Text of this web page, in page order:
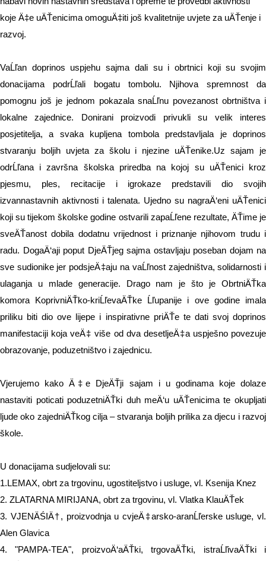
koje Ä‡e uÄŤenicima omoguÄ‡iti još kvalitetnije uvjete za uÄŤenje i
razvoj.
VaĹľan doprinos uspjehu sajma dali su i obrtnici koji su svojim
donacijama podrĹľali bogatu tombolu. Njihova spremnost da
pomognu još je jednom pokazala snaĹľnu povezanost obrtništva i
lokalne zajednice. Donirani proizvodi privukli su velik interes
posjetitelja, a svaka kupljena tombola predstavljala je doprinos
stvaranju boljih uvjeta za školu i njezine uÄŤenike.Uz sajam je
odrĹľana i završna školska priredba na kojoj su uÄŤenici kroz
pjesmu, ples, recitacije i igrokaze predstavili dio svojih
izvannastavnih aktivnosti i talenata. Ujedno su nagraÄ‘eni uÄŤenici
koji su tijekom školske godine ostvarili zapaĹľene rezultate, ÄŤime je
sveÄŤanost dobila dodatnu vrijednost i priznanje njihovom trudu i
radu. DogaÄ‘aji poput DjeÄŤjeg sajma ostavljaju poseban dojam na
sve sudionike jer podsjeÄ‡aju na vaĹľnost zajedništva, solidarnosti i
ulaganja u mlade generacije. Drago nam je što je ObrtniÄŤka
komora KoprivniÄŤko-kriĹľevaÄŤke Ĺľupanije i ove godine imala
priliku biti dio ove lijepe i inspirativne priÄŤe te dati svoj doprinos
manifestaciji koja veÄ‡ više od dva desetljeÄ‡a uspješno povezuje
obrazovanje, poduzetništvo i zajednicu.
Vjerujemo kako Ä‡e DjeÄŤji sajam i u godinama koje dolaze
nastaviti poticati poduzetniÄŤki duh meÄ‘u uÄŤenicima te okupljati
ljude oko zajedniÄŤkog cilja – stvaranja boljih prilika za djecu i razvoj
škole.
U donacijama sudjelovali su:
1.LEMAX, obrt za trgovinu, ugostiteljstvo i usluge, vl. Ksenija Knez
2. ZLATARNA MIRIJANA, obrt za trgovinu, vl. Vlatka KlauÄŤek
3. VJENÄŚIÄ†, proizvodnja u cvjeÄ‡arsko-aranĹľerske usluge, vl.
Alen Glavica
4. "PAMPA-TEA", proizvoÄ‘aÄŤki, trgovaÄŤki, istraĹľivaÄŤki i